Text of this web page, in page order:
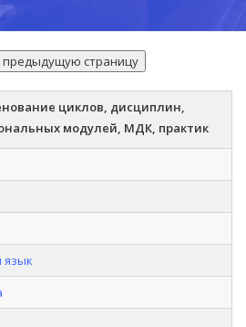
циклов, дисциплин,
модулей, МДК, практик
язык